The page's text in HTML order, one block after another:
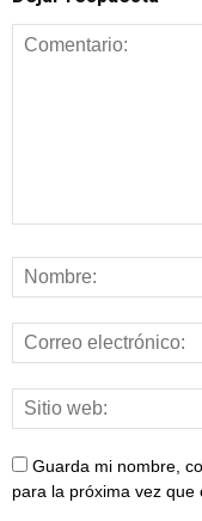
Guarda mi nombre,
para la próxima vez que